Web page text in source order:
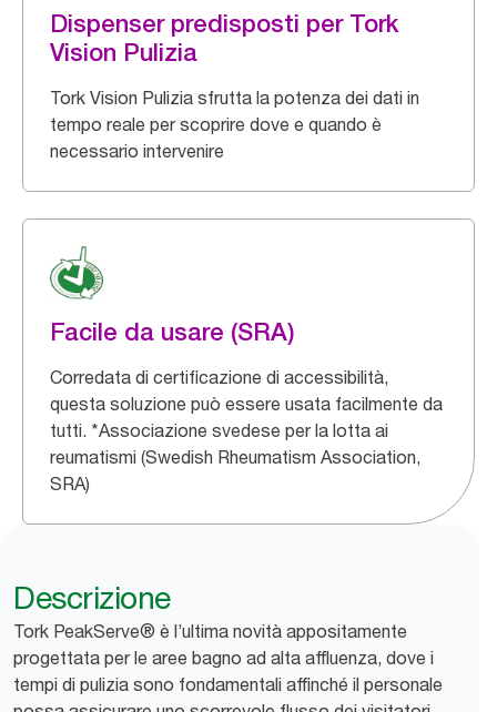
Dispenser predisposti per Tork
Vision Pulizia
Tork Vision Pulizia sfrutta la potenza dei dati in
tempo reale per scoprire dove e quando è
necessario intervenire
Facile da usare (SRA)
Corredata di certificazione di accessibilità,
questa soluzione può essere usata facilmente da
tutti. *Associazione svedese per la lotta ai
reumatismi (Swedish Rheumatism Association,
SRA)
Descrizione
Tork PeakServe® è l’ultima novità appositamente
progettata per le aree bagno ad alta affluenza, dove i
tempi di pulizia sono fondamentali affinché il personale